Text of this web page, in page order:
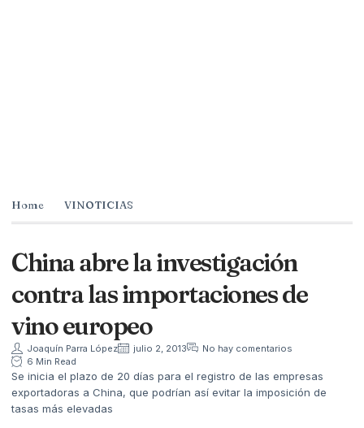
Home VINOTICIAS
China abre la investigación
contra las importaciones de
vino europeo
Joaquín Parra López julio 2, 2013
No hay comentarios
6 Min Read
Se inicia el plazo de 20 días para el registro de las empresas
exportadoras a China, que podrían así evitar la imposición de
tasas más elevadas